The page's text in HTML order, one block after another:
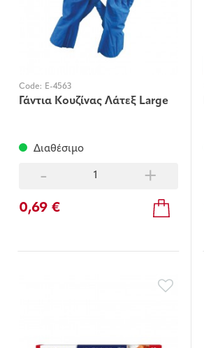
Code: E-4563
Γάντια Κουζίνας Λάτεξ Large
Διαθέσιμο
- +
0,69 €